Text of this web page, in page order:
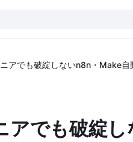
アでも破綻しないn8n・Make
アでも破綻し